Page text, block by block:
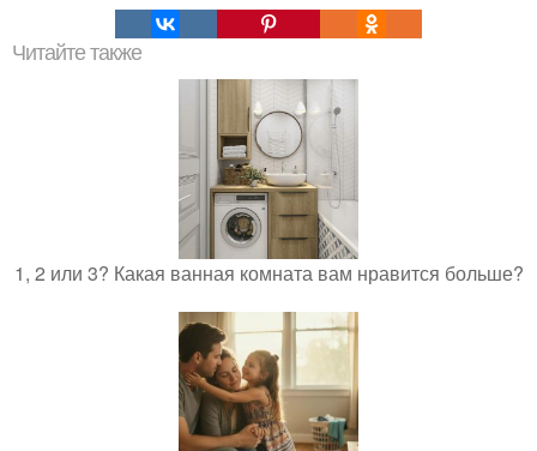
Читайте также
1, 2 или 3? Какая ванная комната вам нравится больше?